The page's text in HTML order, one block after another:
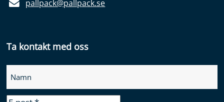
pallpack@pallpack.se
Ta kontakt med oss